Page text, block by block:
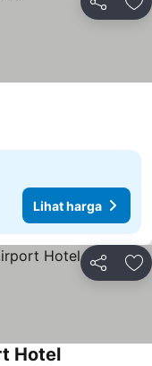
Bagikan
Lihat harga
Bagikan
Hotel